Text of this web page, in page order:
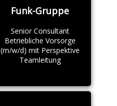
Funk-Gruppe
Senior Consultant
Betriebliche Vorsorge
(m/w/d) mit Perspektive
Teamleitung